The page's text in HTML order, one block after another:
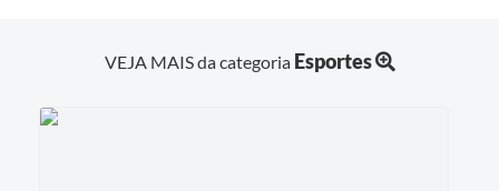
VEJA MAIS da categoria Esportes